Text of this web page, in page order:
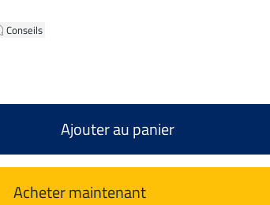
Conseils
Ajouter au panier
Acheter maintenant